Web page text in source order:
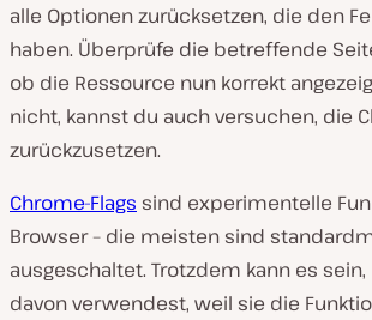
alle Optionen zurücksetzen, die den
haben. Überprüfe die betreffende
ob die Ressource nun korrekt
nicht, kannst du auch versuchen, die
zurückzusetzen.
Chrome-Flags sind experimentelle
Browser – die meisten sind
ausgeschaltet. Trotzdem kann es
davon verwendest, weil sie die